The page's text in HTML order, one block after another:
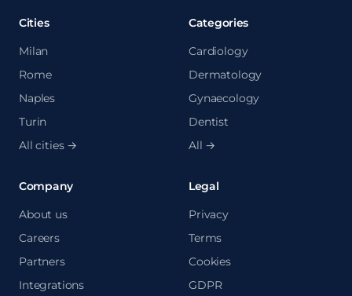
Cities
Milan
Rome
Naples
Turin
All cities →
Categories
Cardiology
Dermatology
Gynaecology
Dentist
All →
Company
About us
Careers
Partners
Integrations
Legal
Privacy
Terms
Cookies
GDPR